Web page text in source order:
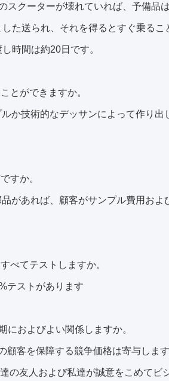
スクーターが壊れていれば、予備品
た送られ、それを得るとすぐ乗る
時間は約20日です。
とができますか。
か技術的なデッサンによって作り
すか。
があれば、顧客がサンプル費用お
べてテストしますか。
テストがあります
におよびよい関係しますか。
顧客を保障する競争価格は寄与しま
の友人および私達が誠意をこめてビ